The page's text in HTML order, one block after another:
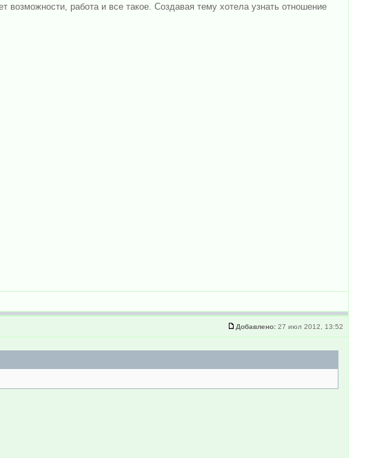
возможности, работа и все такое. Создавая тему хотела узнать отношение
Добавлено: 27 июл 2012, 13:52